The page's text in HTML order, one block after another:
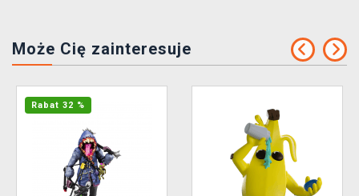
Może Cię zainteresuje
Rabat 32 %